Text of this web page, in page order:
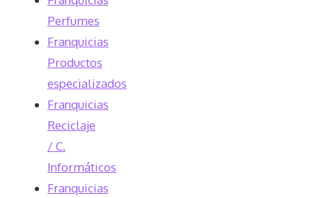
Perfumes
Franquicias
Productos
especializados
Franquicias
Reciclaje
/ C.
Informáticos
Franquicias